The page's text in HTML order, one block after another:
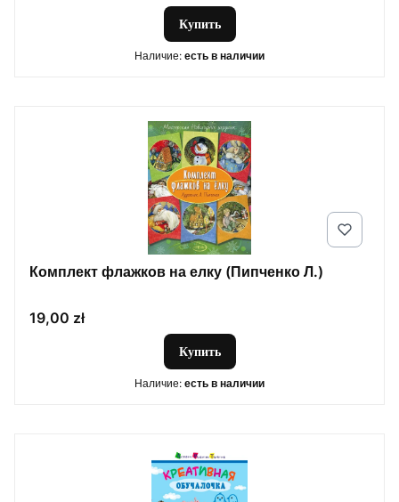
Купить
Наличие: есть в наличии
Комплект флажков на елку (Пипченко Л.)
Цена
19,00 zł
Купить
Наличие: есть в наличии